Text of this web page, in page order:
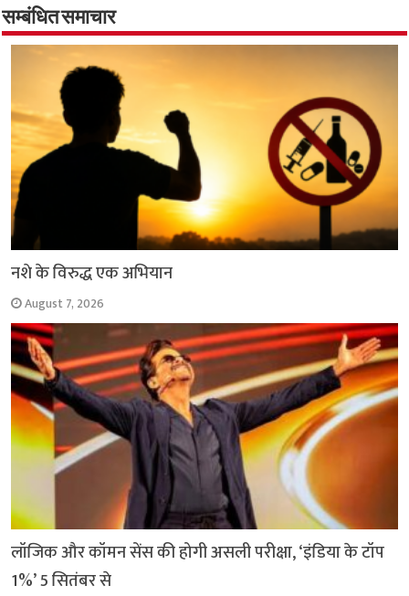
o
o
k
A
p
p
r
a
m
n
k
सम्बंधित समाचार
नशे के विरुद्ध एक अभियान
August 7, 2026
लॉजिक और कॉमन सेंस की होगी असली परीक्षा, ‘इंडिया के टॉप
1%’ 5 सितंबर से